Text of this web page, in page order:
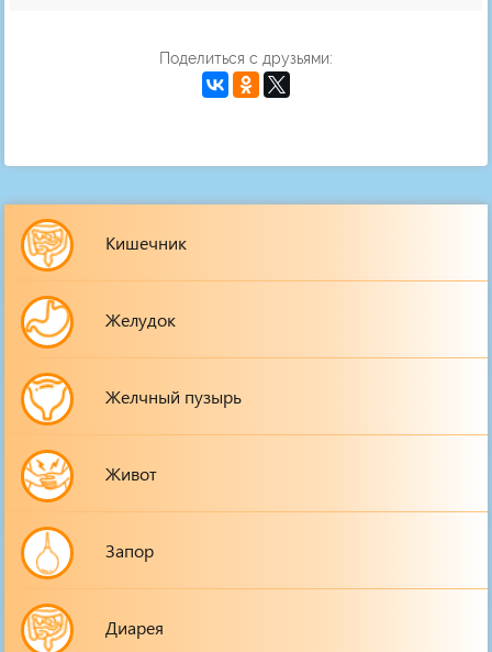
Поделиться с друзьями:
Кишечник
Желудок
Желчный пузырь
Живот
Запор
Диарея